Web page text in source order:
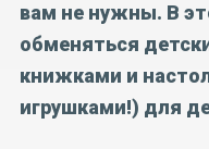
вам не нужны. В
обменяться
книжками и
игрушками!) для